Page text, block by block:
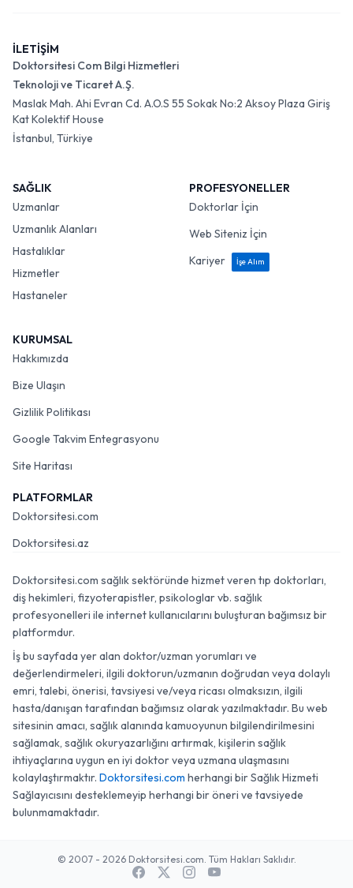
İLETİŞİM
Doktorsitesi Com Bilgi Hizmetleri
Teknoloji ve Ticaret A.Ş.
Maslak Mah. Ahi Evran Cd. A.O.S 55 Sokak No:2 Aksoy Plaza Giriş
Kat Kolektif House
İstanbul, Türkiye
SAĞLIK
Uzmanlar
Uzmanlık Alanları
Hastalıklar
Hizmetler
Hastaneler
PROFESYONELLER
Doktorlar İçin
Web Siteniz İçin
Kariyer
İşe Alım
KURUMSAL
Hakkımızda
Bize Ulaşın
Gizlilik Politikası
Google Takvim Entegrasyonu
Site Haritası
PLATFORMLAR
Doktorsitesi.com
Doktorsitesi.az
Doktorsitesi.com sağlık sektöründe hizmet veren tıp doktorları,
diş hekimleri, fizyoterapistler, psikologlar vb. sağlık
profesyonelleri ile internet kullanıcılarını buluşturan bağımsız bir
platformdur.
İş bu sayfada yer alan doktor/uzman yorumları ve
değerlendirmeleri, ilgili doktorun/uzmanın doğrudan veya dolaylı
emri, talebi, önerisi, tavsiyesi ve/veya ricası olmaksızın, ilgili
hasta/danışan tarafından bağımsız olarak yazılmaktadır. Bu web
sitesinin amacı, sağlık alanında kamuoyunun bilgilendirilmesini
sağlamak, sağlık okuryazarlığını artırmak, kişilerin sağlık
ihtiyaçlarına uygun en iyi doktor veya uzmana ulaşmasını
kolaylaştırmaktır. Doktorsitesi.com herhangi bir Sağlık Hizmeti
Sağlayıcısını desteklemeyip herhangi bir öneri ve tavsiyede
bulunmamaktadır.
© 2007 - 2026 Doktorsitesi.com. Tüm Hakları Saklıdır.